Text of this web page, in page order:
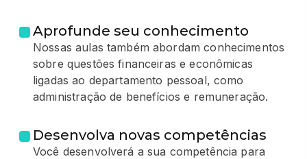
Aprofunde seu conhecimento
Nossas aulas também abordam conhecimentos
sobre questões financeiras e econômicas
ligadas ao departamento pessoal, como
administração de benefícios e remuneração.
Desenvolva novas competências
Você desenvolverá a sua competência para